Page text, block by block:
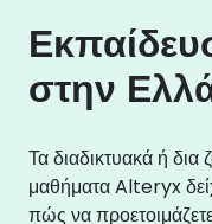
στην
Τα διαδικτυακά ή
μαθήματα Alteryx
πώς να